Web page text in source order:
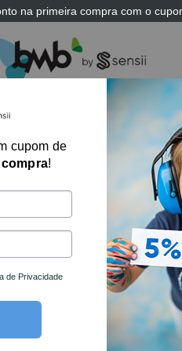
na primeira compra com o
JOGOS ARK THERAPEUTIC
Quebra-
R$
R$
Fora de estoque
cupom de
!
de Privacidade